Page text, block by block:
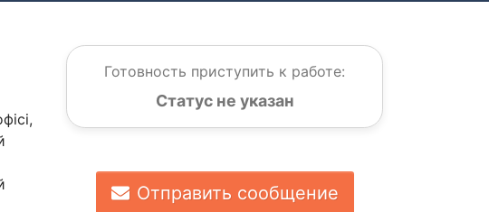
Готовность приступить к работе:
Статус не указан
Отправить сообщение